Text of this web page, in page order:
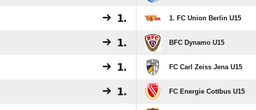
1. 1. FC Union Berlin U15
1. BFC Dynamo U15
1. FC Carl Zeiss Jena U15
1. FC Energie Cottbus U15